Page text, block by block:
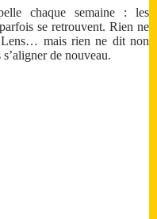
chaque semaine : les
se retrouvent. Rien ne
mais rien ne dit non
de nouveau.